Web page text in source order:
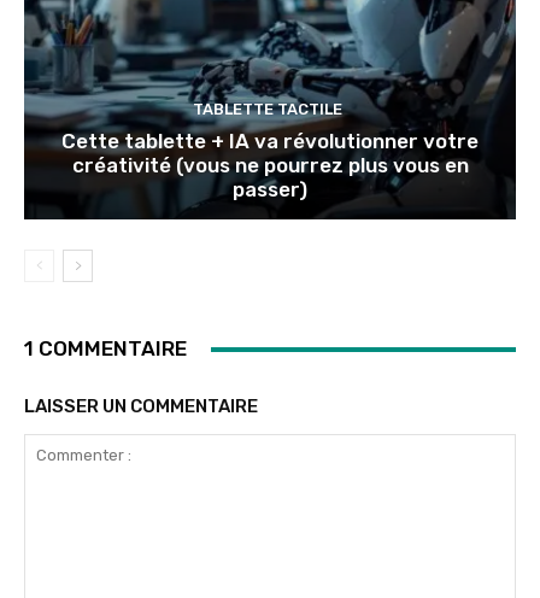
TABLETTE TACTILE
Cette tablette + IA va révolutionner votre
créativité (vous ne pourrez plus vous en
passer)
1 COMMENTAIRE
LAISSER UN COMMENTAIRE